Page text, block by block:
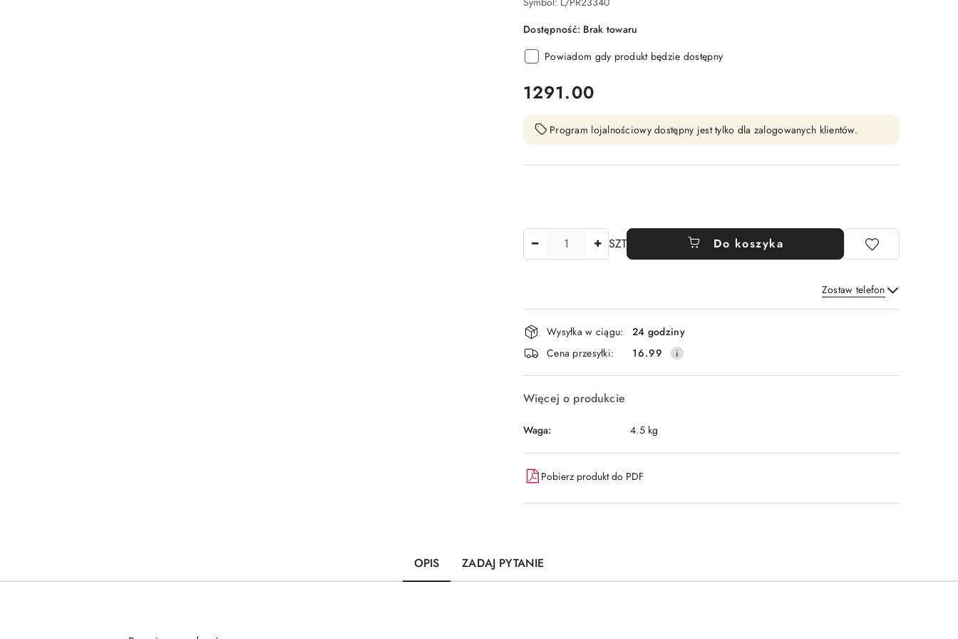
Dostępność: Brak towaru
Powiadom gdy produkt będzie dostępny
cena:
1291.00
Program lojalnościowy dostępny jest tylko dla zalogowanych klientów.
SZT Do koszyka
Zostaw telefon
Wyślij
Dostępność
i
dostawa
Wysyłka w ciągu:
24 godziny
Cena przesyłki:
16.99
Więcej o produkcie
Waga: 4.5 kg
Pobierz produkt do PDF
OPIS ZADAJ PYTANIE